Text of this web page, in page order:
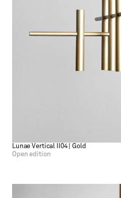
Lunae Vertical II04 | Gold
Open edition